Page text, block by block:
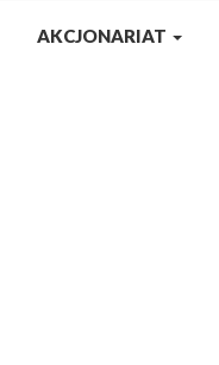
AKCJONARIAT